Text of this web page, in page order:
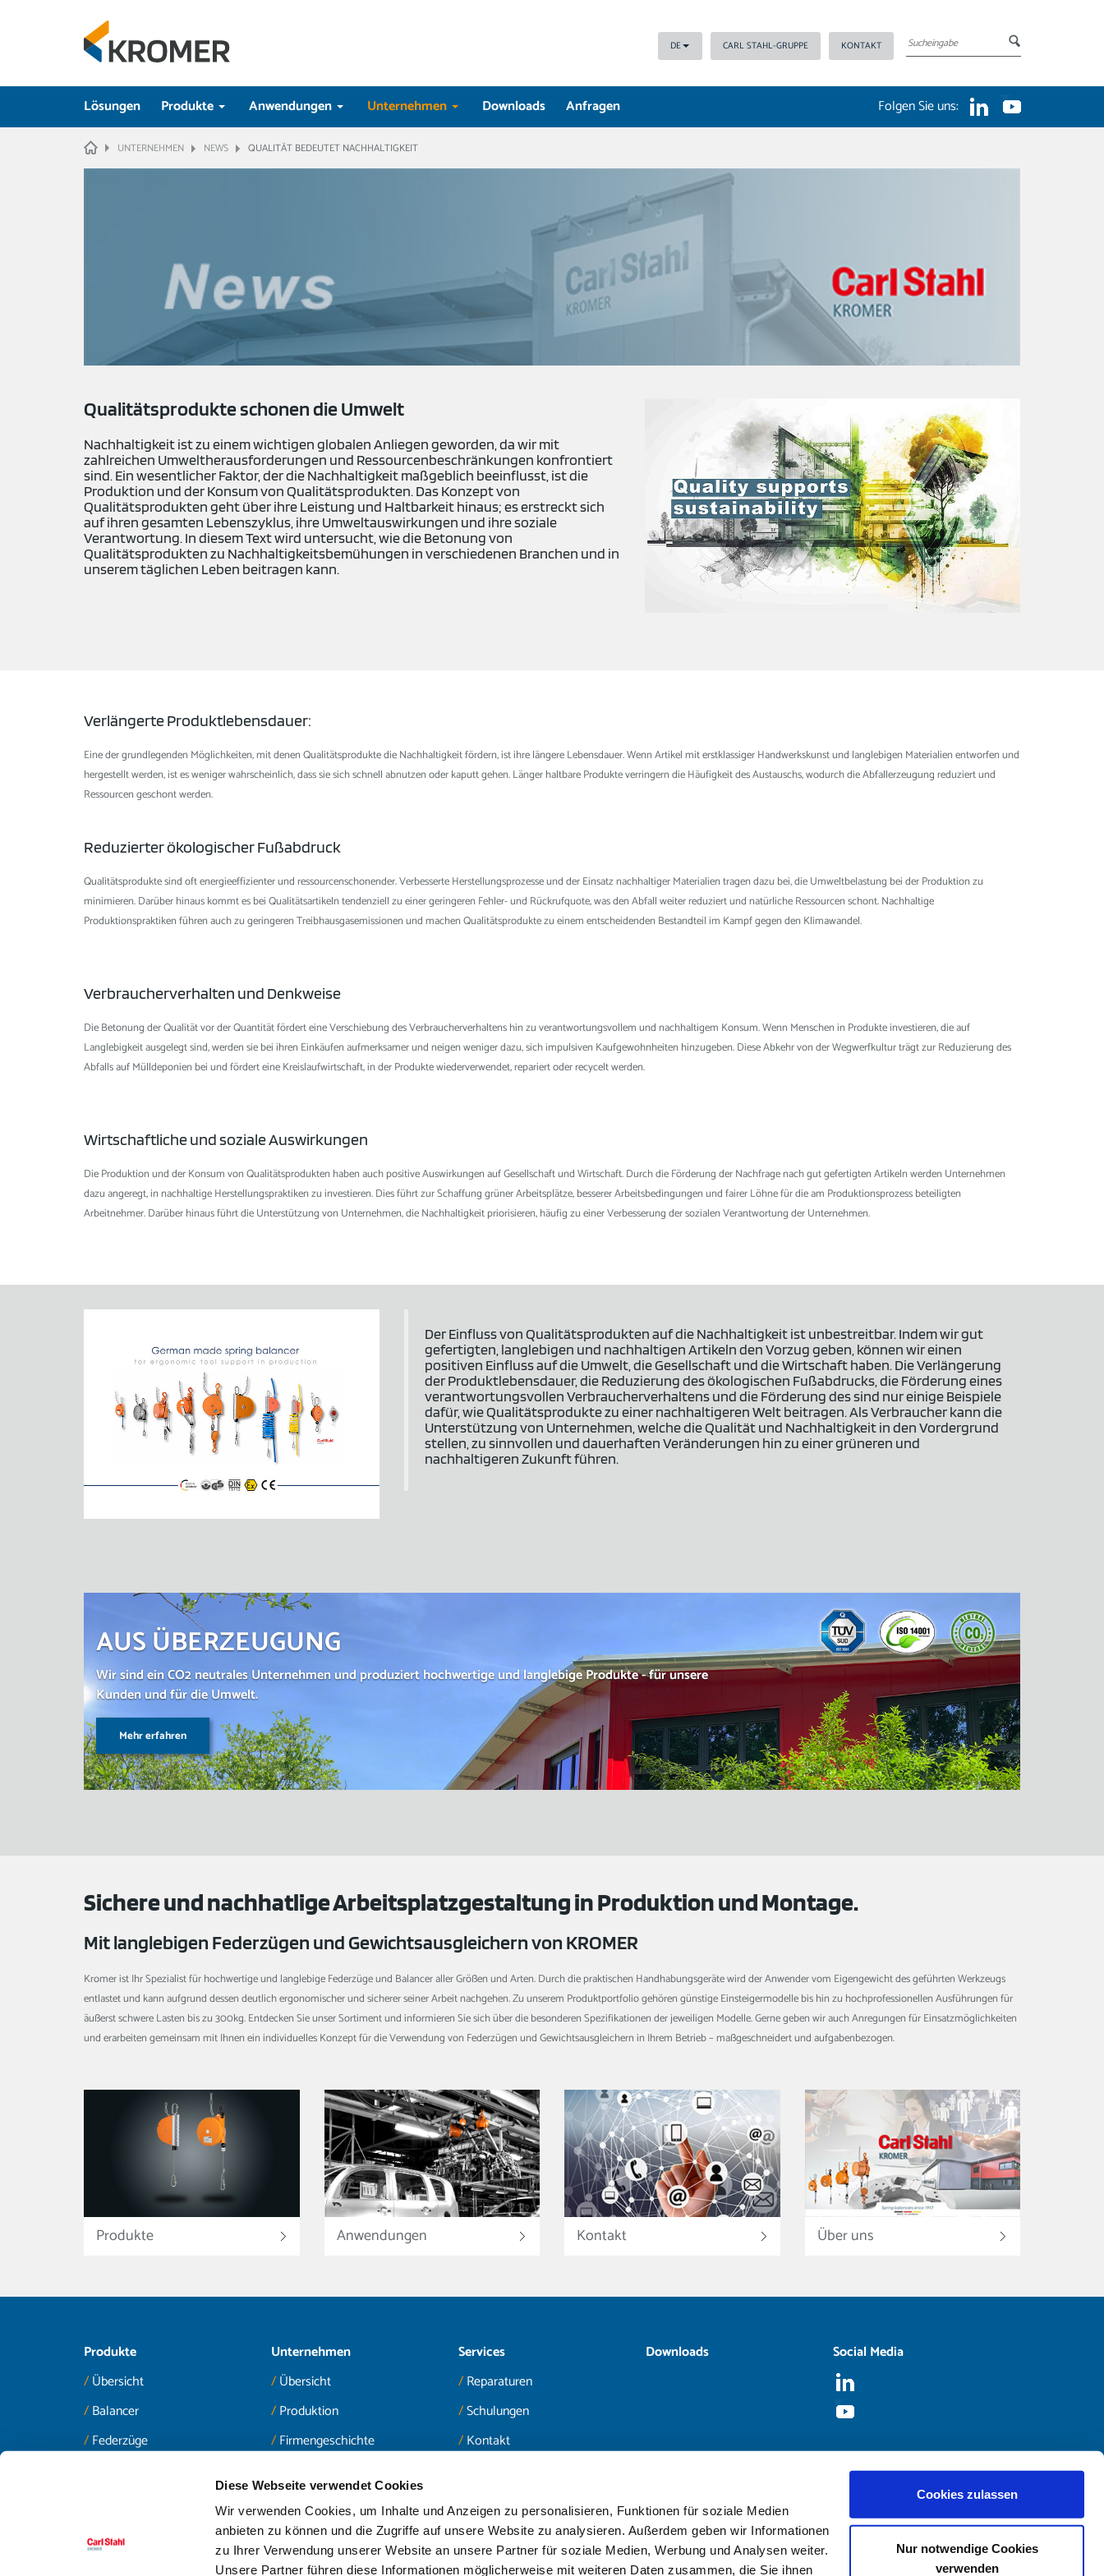
Diese Webseite verwendet Cookies
Wir verwenden Cookies, um Inhalte und Anzeigen zu personalisieren, Funktionen für soziale Medien
anbieten zu können und die Zugriffe auf unsere Website zu analysieren. Außerdem geben wir Informationen
zu Ihrer Verwendung unserer Website an unsere Partner für soziale Medien, Werbung und Analysen weiter.
Unsere Partner führen diese Informationen möglicherweise mit weiteren Daten zusammen, die Sie ihnen
Cookies zulassen
Nur notwendige Cookies
verwenden
DE CARL STAHL-GRUPPE KONTAKT
Lösungen Produkte Anwendungen Unternehmen Downloads Anfragen Folgen Sie uns:
HOME UNTERNEHMEN NEWS QUALITÄT BEDEUTET NACHHALTIGKEIT
Qualitätsprodukte schonen die Umwelt
Nachhaltigkeit ist zu einem wichtigen globalen Anliegen geworden, da wir mit
zahlreichen Umweltherausforderungen und Ressourcenbeschränkungen konfrontiert
sind. Ein wesentlicher Faktor, der die Nachhaltigkeit maßgeblich beeinflusst, ist die
Produktion und der Konsum von Qualitätsprodukten. Das Konzept von
Qualitätsprodukten geht über ihre Leistung und Haltbarkeit hinaus; es erstreckt sich
auf ihren gesamten Lebenszyklus, ihre Umweltauswirkungen und ihre soziale
Verantwortung. In diesem Text wird untersucht, wie die Betonung von
Qualitätsprodukten zu Nachhaltigkeitsbemühungen in verschiedenen Branchen und in
unserem täglichen Leben beitragen kann.
Verlängerte Produktlebensdauer:
Eine der grundlegenden Möglichkeiten, mit denen Qualitätsprodukte die Nachhaltigkeit fördern, ist ihre längere Lebensdauer. Wenn Artikel mit erstklassiger Handwerkskunst und langlebigen Materialien entworfen und
hergestellt werden, ist es weniger wahrscheinlich, dass sie sich schnell abnutzen oder kaputt gehen. Länger haltbare Produkte verringern die Häufigkeit des Austauschs, wodurch die Abfallerzeugung reduziert und
Ressourcen geschont werden.
Reduzierter ökologischer Fußabdruck
Qualitätsprodukte sind oft energieeffizienter und ressourcenschonender. Verbesserte Herstellungsprozesse und der Einsatz nachhaltiger Materialien tragen dazu bei, die Umweltbelastung bei der Produktion zu
minimieren. Darüber hinaus kommt es bei Qualitätsartikeln tendenziell zu einer geringeren Fehler- und Rückrufquote, was den Abfall weiter reduziert und natürliche Ressourcen schont. Nachhaltige
Produktionspraktiken führen auch zu geringeren Treibhausgasemissionen und machen Qualitätsprodukte zu einem entscheidenden Bestandteil im Kampf gegen den Klimawandel.
Verbraucherverhalten und Denkweise
Die Betonung der Qualität vor der Quantität fördert eine Verschiebung des Verbraucherverhaltens hin zu verantwortungsvollem und nachhaltigem Konsum. Wenn Menschen in Produkte investieren, die auf
Langlebigkeit ausgelegt sind, werden sie bei ihren Einkäufen aufmerksamer und neigen weniger dazu, sich impulsiven Kaufgewohnheiten hinzugeben. Diese Abkehr von der Wegwerfkultur trägt zur Reduzierung des
Abfalls auf Mülldeponien bei und fördert eine Kreislaufwirtschaft, in der Produkte wiederverwendet, repariert oder recycelt werden.
Wirtschaftliche und soziale Auswirkungen
Die Produktion und der Konsum von Qualitätsprodukten haben auch positive Auswirkungen auf Gesellschaft und Wirtschaft. Durch die Förderung der Nachfrage nach gut gefertigten Artikeln werden Unternehmen
dazu angeregt, in nachhaltige Herstellungspraktiken zu investieren. Dies führt zur Schaffung grüner Arbeitsplätze, besserer Arbeitsbedingungen und fairer Löhne für die am Produktionsprozess beteiligten
Arbeitnehmer. Darüber hinaus führt die Unterstützung von Unternehmen, die Nachhaltigkeit priorisieren, häufig zu einer Verbesserung der sozialen Verantwortung der Unternehmen.
Der Einfluss von Qualitätsprodukten auf die Nachhaltigkeit ist unbestreitbar. Indem wir gut
gefertigten, langlebigen und nachhaltigen Artikeln den Vorzug geben, können wir einen
positiven Einfluss auf die Umwelt, die Gesellschaft und die Wirtschaft haben. Die Verlängerung
der Produktlebensdauer, die Reduzierung des ökologischen Fußabdrucks, die Förderung eines
verantwortungsvollen Verbraucherverhaltens und die Förderung des sind nur einige Beispiele
dafür, wie Qualitätsprodukte zu einer nachhaltigeren Welt beitragen. Als Verbraucher kann die
Unterstützung von Unternehmen, welche die Qualität und Nachhaltigkeit in den Vordergrund
stellen, zu sinnvollen und dauerhaften Veränderungen hin zu einer grüneren und
nachhaltigeren Zukunft führen.
AUS ÜBERZEUGUNG
Wir sind ein CO2 neutrales Unternehmen und produziert hochwertige und langlebige Produkte - für unsere
Kunden und für die Umwelt.
Mehr erfahren
Sichere und nachhatlige Arbeitsplatzgestaltung in Produktion und Montage.
Mit langlebigen Federzügen und Gewichtsausgleichern von KROMER
Kromer ist Ihr Spezialist für hochwertige und langlebige Federzüge und Balancer aller Größen und Arten. Durch die praktischen Handhabungsgeräte wird der Anwender vom Eigengewicht des geführten Werkzeugs
entlastet und kann aufgrund dessen deutlich ergonomischer und sicherer seiner Arbeit nachgehen. Zu unserem Produktportfolio gehören günstige Einsteigermodelle bis hin zu hochprofessionellen Ausführungen für
äußerst schwere Lasten bis zu 300kg. Entdecken Sie unser Sortiment und informieren Sie sich über die besonderen Spezifikationen der jeweiligen Modelle. Gerne geben wir auch Anregungen für Einsatzmöglichkeiten
und erarbeiten gemeinsam mit Ihnen ein individuelles Konzept für die Verwendung von Federzügen und Gewichtsausgleichern in Ihrem Betrieb – maßgeschneidert und aufgabenbezogen.
Produkte Anwendungen Kontakt Über uns
Produkte
Übersicht
Balancer
Federzüge
Unternehmen
Übersicht
Produktion
Firmengeschichte
News
Services
Reparaturen
Schulungen
Kontakt
Downloads Social Media